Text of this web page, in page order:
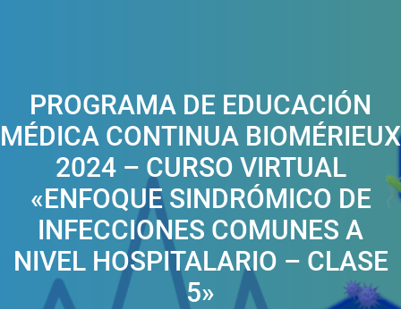
PROGRAMA DE EDUCACIÓN
MÉDICA CONTINUA BIOMÉRIEUX
2024 – CURSO VIRTUAL
«ENFOQUE SINDRÓMICO DE
INFECCIONES COMUNES A
NIVEL HOSPITALARIO – CLASE
5»